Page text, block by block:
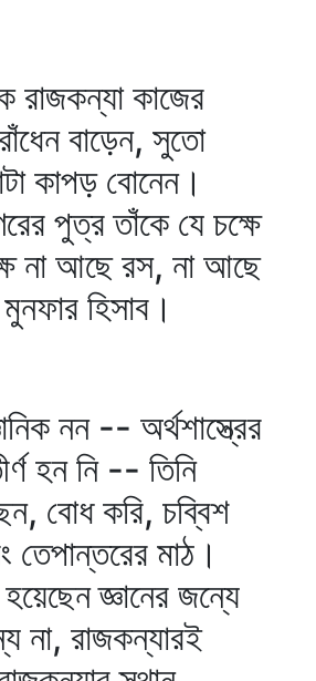
কাজের
বাড়েন, সুতো
কাপড় বোনেন।
পুত্র তাঁকে যে চক্ষে
না আছে রস, না আছে
হিসাব।
নন -- অর্থশাস্ত্রের
হন নি -- তিনি
বোধ করি, চব্বিশ
মাঠ।
জ্ঞানের জন্যে
না, রাজকন্যারই